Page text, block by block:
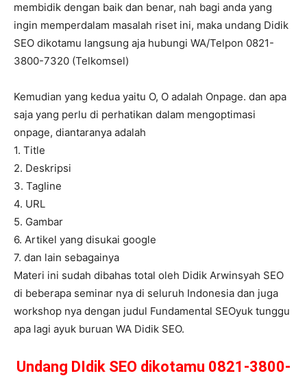
membidik dengan baik dan benar, nah bagi anda yang
ingin memperdalam masalah riset ini, maka undang Didik
SEO dikotamu langsung aja hubungi WA/Telpon 0821-
3800-7320 (Telkomsel)
Kemudian yang kedua yaitu O, O adalah Onpage. dan apa
saja yang perlu di perhatikan dalam mengoptimasi
onpage, diantaranya adalah
1. Title
2. Deskripsi
3. Tagline
4. URL
5. Gambar
6. Artikel yang disukai google
7. dan lain sebagainya
Materi ini sudah dibahas total oleh Didik Arwinsyah SEO
di beberapa seminar nya di seluruh Indonesia dan juga
workshop nya dengan judul Fundamental SEOyuk tunggu
apa lagi ayuk buruan WA Didik SEO.
Undang DIdik SEO dikotamu 0821-3800-